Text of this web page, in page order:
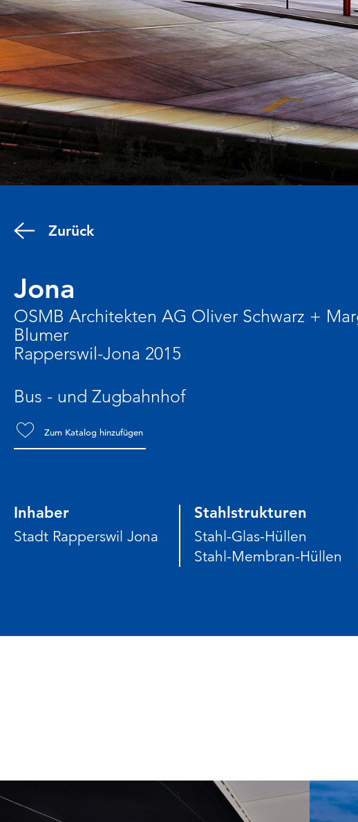
Zurück
Jona
OSMB Architekten AG Oliver Schwarz +
Blumer
Rapperswil-Jona 2015
Bus - und Zugbahnhof
Zum Katalog hinzufügen
Inhaber
Stadt Rapperswil Jona
Stahlstrukturen
Stahl-Glas-Hüllen
Stahl-Membran-Hüllen